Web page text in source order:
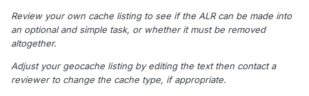
Review your own cache listing to see if the ALR can be made into
an optional and simple task, or whether it must be removed
altogether.
Adjust your geocache listing by editing the text then contact a
reviewer to change the cache type, if appropriate.